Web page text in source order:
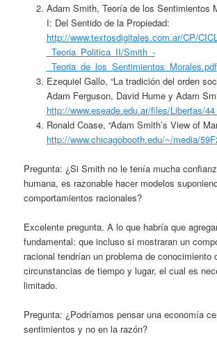
Adam Smith, Teoría de los Sentimientos
I: Del Sentido de la Propiedad:
http://www.textosdigitales.com.ar/CP/
_Teoria_Politica_II/Smith_-
_Teoria_de_los_Sentimientos_Morales.pdf
Ezequiel Gallo, “La tradición del orden
Adam Ferguson, David Hume y Adam
http://www.eseade.edu.ar/files/Libertas/
Ronald Coase, “Adam Smith’s View of
http://www.chicagobooth.edu/~/media/
Pregunta: ¿Si Smith no le tenía mucha
humana, es razonable hacer modelos
comportamientos racionales?
Excelente pregunta. A lo que habría que
fundamental: que incluso si mostraran un
racional tendrían un problema de conocimiento
circunstancias de tiempo y lugar, el cual es
limitado.
Pregunta: ¿Podríamos pensar una economía
sentimientos y no en la razón?